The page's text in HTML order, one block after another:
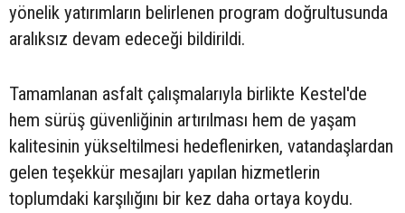
yönelik yatırımların belirlenen program doğrultusunda
aralıksız devam edeceği bildirildi.
Tamamlanan asfalt çalışmalarıyla birlikte Kestel'de
hem sürüş güvenliğinin artırılması hem de yaşam
kalitesinin yükseltilmesi hedeflenirken, vatandaşlardan
gelen teşekkür mesajları yapılan hizmetlerin
toplumdaki karşılığını bir kez daha ortaya koydu.